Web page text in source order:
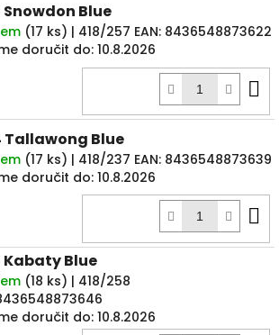
Snowdon Blue
(17 ks) | 418/257 EAN: 8436548873622
doručit do: 10.8.2026
Tallawong Blue
(17 ks) | 418/237 EAN: 8436548873639
doručit do: 10.8.2026
Kabaty Blue
(18 ks) | 418/258
doručit do: 10.8.2026